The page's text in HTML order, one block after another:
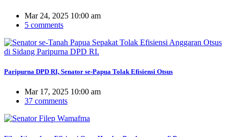
Mar 24, 2025 10:00 am
5 comments
Paripurna DPD RI, Senator se-Papua Tolak Efisiensi Otsus
Mar 17, 2025 10:00 am
37 comments